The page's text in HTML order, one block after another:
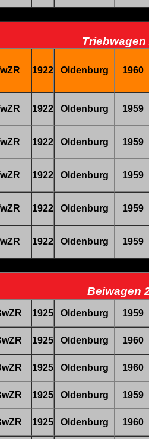
1922 Oldenburg 1960
1922 Oldenburg 1959
1922 Oldenburg 1959
1922 Oldenburg 1959
1922 Oldenburg 1959
1922 Oldenburg 1959
Beiwagen
1925 Oldenburg 1959
1925 Oldenburg 1960
1925 Oldenburg 1960
1925 Oldenburg 1959
1925 Oldenburg 1960